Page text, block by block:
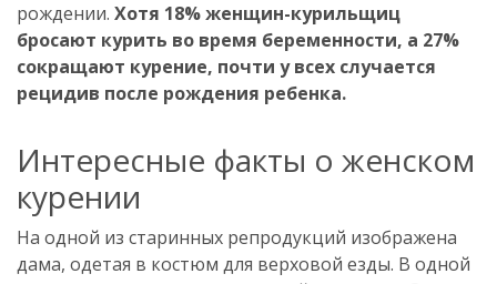
рождении. Хотя 18% женщин-курильщиц
бросают курить во время беременности, а 27%
сокращают курение, почти у всех случается
рецидив после рождения ребенка.
Интересные факты о женском
курении
На одной из старинных репродукций изображена
дама, одетая в костюм для верховой езды. В одной